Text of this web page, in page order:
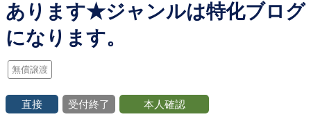
あります★ジャンルは特化ブログ
になります。
無償譲渡
直接 受付終了 本人確認